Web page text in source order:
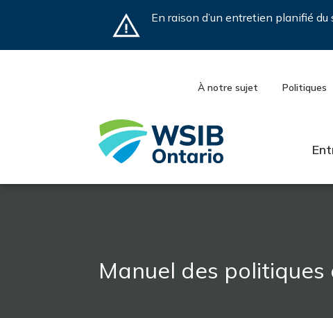
content
En raison d’un entretien planifié
À notre sujet Politiques
Manuel des